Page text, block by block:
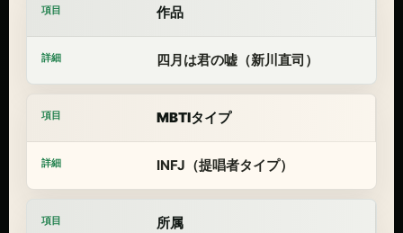
作品
四月は君の嘘（新川直司）
MBTIタイプ
INFJ（提唱者タイプ）
所属